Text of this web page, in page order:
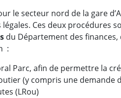
le secteur nord de la gare
Ces deux procédures
du Département des
:
Parc, afin de permettre la
(y compris une demande
(LRou)